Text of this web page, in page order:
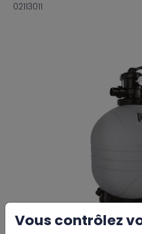
02113011
Vous contrôlez